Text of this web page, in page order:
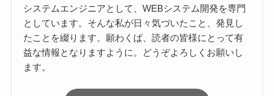
システムエンジニアとして、WEBシステム開発を専門
としています。そんな私が日々気づいたこと、発見し
たことを綴ります。願わくば、読者の皆様にとって有
益な情報となりますように。どうぞよろしくお願いし
ます。